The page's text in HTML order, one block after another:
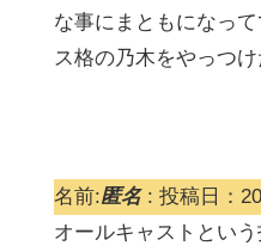
な事にまともになっ
ス格の乃木をやっつ
名前:匿名: 投稿日：
オールキャストとい